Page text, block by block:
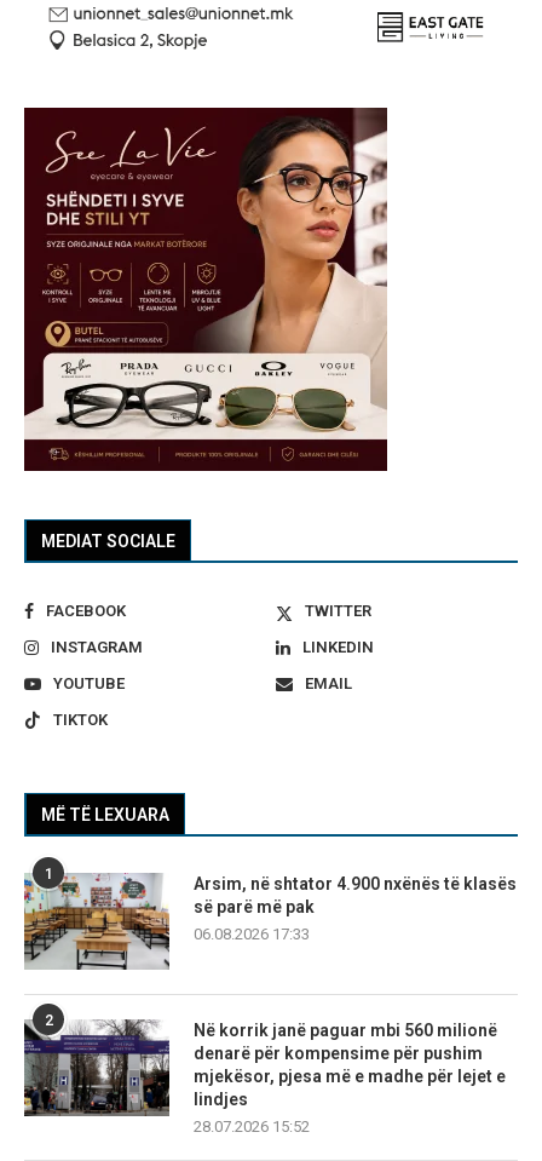
MEDIAT SOCIALE
FACEBOOK
TWITTER
INSTAGRAM
LINKEDIN
YOUTUBE
EMAIL
TIKTOK
MË TË LEXUARA
1
Arsim, në shtator 4.900 nxënës të klasës
së parë më pak
06.08.2026 17:33
2
Në korrik janë paguar mbi 560 milionë
denarë për kompensime për pushim
mjekësor, pjesa më e madhe për lejet e
lindjes
28.07.2026 15:52